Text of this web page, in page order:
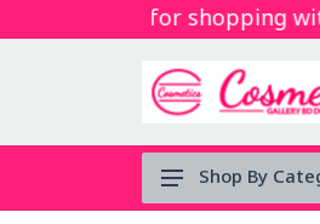
Thanks for shopping with
Shop By